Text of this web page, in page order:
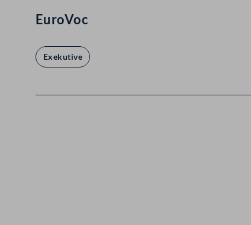
EuroVoc
Exekutive